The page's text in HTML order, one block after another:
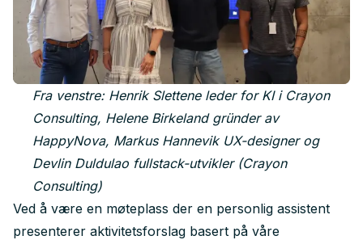
Fra venstre: Henrik Slettene leder for KI i Crayon
Consulting, Helene Birkeland gründer av
HappyNova, Markus Hannevik UX-designer og
Devlin Duldulao fullstack-utvikler (Crayon
Consulting)
Ved å være en møteplass der en personlig assistent
presenterer aktivitetsforslag basert på våre